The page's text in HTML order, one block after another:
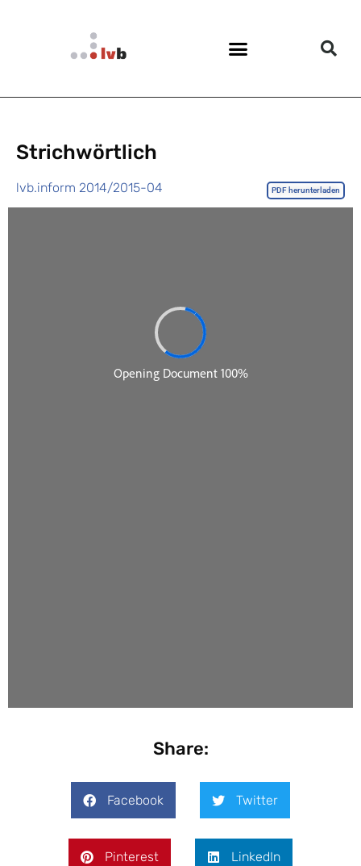
Strichwörtlich
lvb.inform 2014/2015-04 PDF herunterladen
Share:
Facebook Twitter
Pinterest LinkedIn